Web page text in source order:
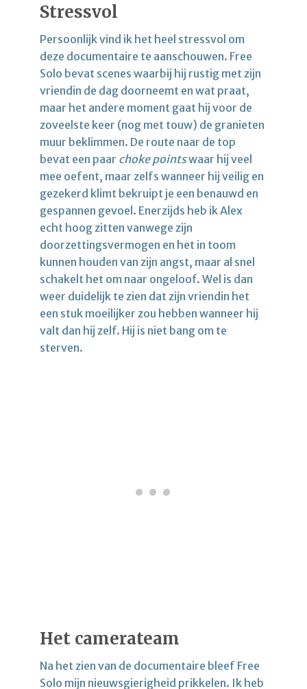
Stressvol
Persoonlijk vind ik het heel stressvol om
deze documentaire te aanschouwen. Free
Solo bevat scenes waarbij hij rustig met zijn
vriendin de dag doorneemt en wat praat,
maar het andere moment gaat hij voor de
zoveelste keer (nog met touw) de granieten
muur beklimmen. De route naar de top
bevat een paar choke pointswaar hij veel
mee oefent, maar zelfs wanneer hij veilig en
gezekerd klimt bekruipt je een benauwd en
gespannen gevoel. Enerzijds heb ik Alex
echt hoog zitten vanwege zijn
doorzettingsvermogen en het in toom
kunnen houden van zijn angst, maar al snel
schakelt het om naar ongeloof. Wel is dan
weer duidelijk te zien dat zijn vriendin het
een stuk moeilijker zou hebben wanneer hij
valt dan hij zelf. Hij is niet bang om te
sterven.
Het camerateam
Na het zien van de documentaire bleef Free
Solo mijn nieuwsgierigheid prikkelen. Ik heb